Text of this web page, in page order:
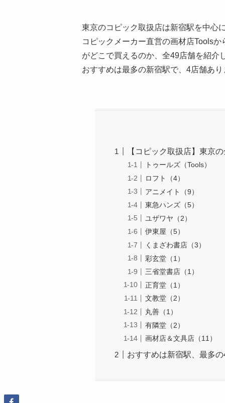
東京のコピック取扱店は新宿駅を中心
コピックメーカー直営の画材店Tools
がどこで買えるのか、全49店舗を紹介
おすすめは最多の新宿駅で、4店舗あり
【コピック取扱店】東京
トゥールズ（Tools）
ロフト（4）
アニメイト（9）
東急ハンズ（5）
ユザワヤ（2）
伊東屋（5）
くまざわ書店（3）
彩玄堂（1）
三省堂書店（1）
正育堂（1）
文教堂（2）
丸善（1）
有隣堂（2）
画材店＆文具店（11）
おすすめは新宿駅、最多